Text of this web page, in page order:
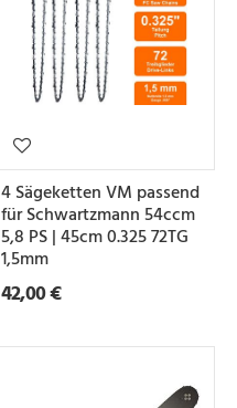
4 Sägeketten VM passend
für Schwartzmann 54ccm
5,8 PS | 45cm 0.325 72TG
1,5mm
42,00 €